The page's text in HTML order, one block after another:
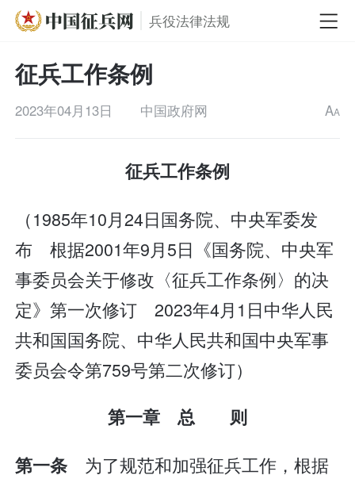
兵役法律法规
征兵工作条例
2023年04月13日 中国政府网 AA
征兵工作条例
（1985年10月24日国务院、中央军委发
布 根据2001年9月5日《国务院、中央军
事委员会关于修改〈征兵工作条例〉的决
定》第一次修订 2023年4月1日中华人民
共和国国务院、中华人民共和国中央军事
委员会令第759号第二次修订）
第一章 总 则
第一条 为了规范和加强征兵工作，根据